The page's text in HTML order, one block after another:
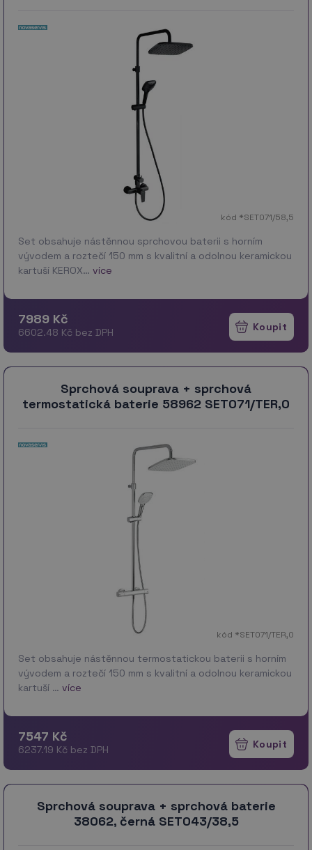
kód *SET071/58,5
Set obsahuje nástěnnou sprchovou baterii s horním
vývodem a roztečí 150 mm s kvalitní a odolnou keramickou
kartuší KEROX… více
7989 Kč
6602.48 Kč bez DPH
Sprchová souprava + sprchová
termostatická baterie 58962 SET071/TER,0
kód *SET071/TER,0
Set obsahuje nástěnnou termostatickou baterii s horním
vývodem a roztečí 150 mm s kvalitní a odolnou keramickou
kartuší … více
7547 Kč
6237.19 Kč bez DPH
Sprchová souprava + sprchová baterie
38062, černá SET043/38,5